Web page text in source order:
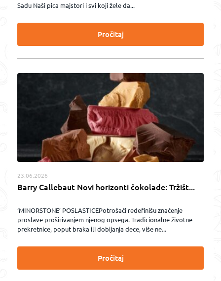
Sadu Naši pica majstori i svi koji žele da...
Pročitaj
23.06.2026
Barry Callebaut Novi horizonti čokolade: Tržišt...
‘MINORSTONE’ POSLASTICEPotrošači redefinišu značenje
proslave proširivanjem njenog opsega. Tradicionalne životne
prekretnice, poput braka ili dobijanja dece, više ne...
Pročitaj